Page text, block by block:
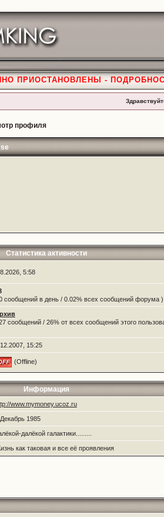
ПРИОСТАНОВЛЕНЫ -
профиля
Статистика активности
5:58
сообщений в день / 0.02% всех сообщений форума )
сообщений / 26% от всех сообщений этого
15:25
(Offline)
Информация
www.mymoney.ucoz.ru
1985
далёкой галактики.........
как таковая и все её проявления